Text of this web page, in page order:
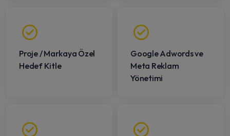
Proje / Markaya Özel
Hedef Kitle
Google Adwords ve
Meta Reklam
Yönetimi